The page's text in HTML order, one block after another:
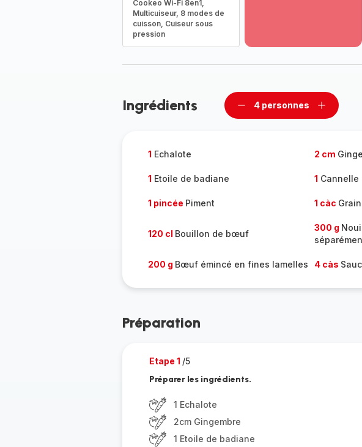
Cookeo Wi-Fi 8en1,
Multicuiseur, 8 modes de
cuisson, Cuiseur sous
pression
-
Ingrédients
Supprimer
4 personnes
Ajouter
1 Echalote 2 cm
1 Etoile de badiane 1 Cannelle
1 pincée Piment 1 càc
120 cl Bouillon de bœuf
300 g
200 g Bœuf émincé en fines lamelles 4 càs
Préparation
Etape 1 /5
Préparer les ingrédients.
1 Echalote
2cm Gingembre
1 Etoile de badiane